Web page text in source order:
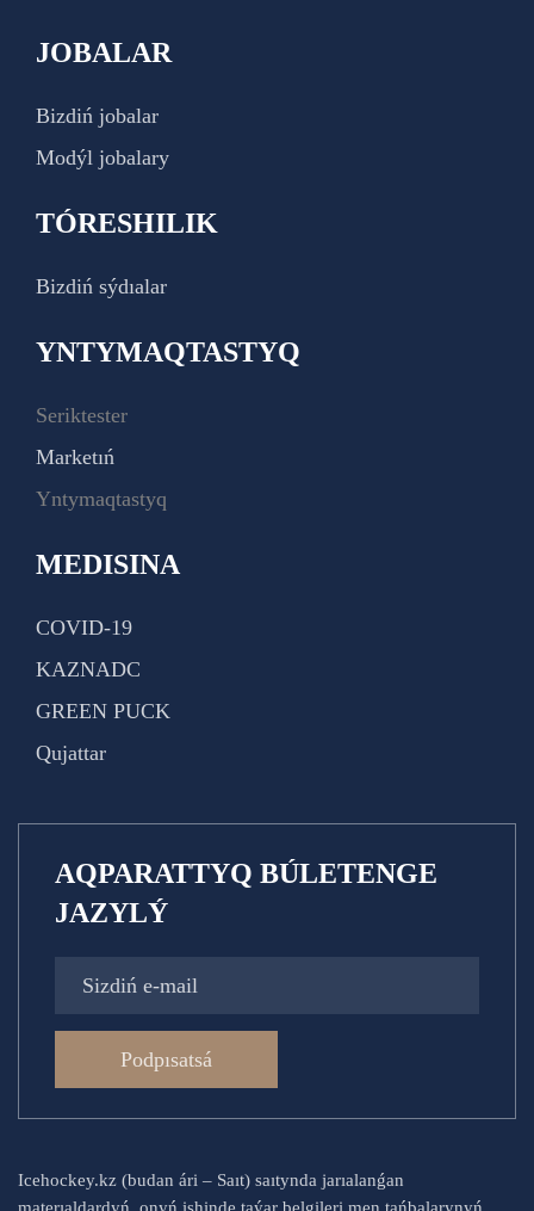
JOBALAR
Bizdiń jobalar
Modýl jobalary
TÓRESHILIK
Bizdiń sýdıalar
YNTYMAQTASTYQ
Seriktester
Marketıń
Yntymaqtastyq
MEDISINA
COVID-19
KAZNADC
GREEN PUCK
Qujattar
AQPARATTYQ BÚLETENGE
JAZYLÝ
Podpısatsá
Icehockey.kz (budan ári – Saıt) saıtynda jarıalanǵan